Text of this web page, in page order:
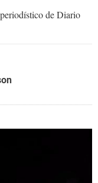
de Diario